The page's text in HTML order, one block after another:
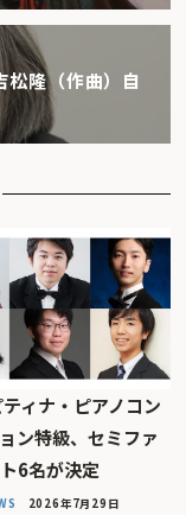
松隆（作曲）自
ィナ・ピアノコン
ン特級、セミファ
6名が決定
2026年7月29日